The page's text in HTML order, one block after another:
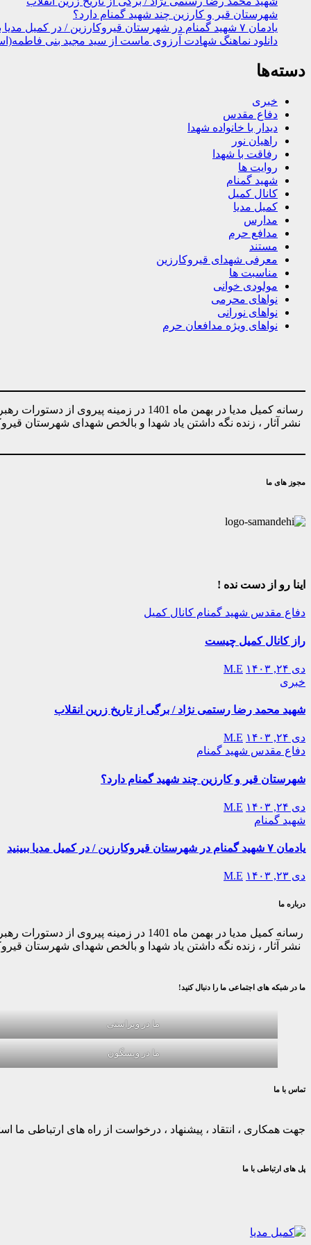
شهرستان قیر و کارزین چند شهید گمنام دارد؟
یادمان ۷ شهید گمنام در شهرستان قیروکارزین / در کمیل مدیا ببینید
دانلود نماهنگ شهادت آرزوی ماست از سید مجید بنی
دسته‌ها
خبری
دفاع مقدس
دیدار با خانواده شهدا
راهیان نور
رفاقت با شهدا
روایت ها
شهید گمنام
کانال کمیل
کمیل مدیا
مدارس
مدافع حرم
مستند
معرفی شهدای قیروکارزین
مناسبت ها
مولودی خوانی
نواهای محرمی
نواهای نورانی
نواهای ویژه مدافعان حرم
رسانه کمیل مدیا در بهمن ماه 1401
نشر آثار ، زنده نگه داشتن یاد شهدا و بالخص شهدای شهرستان
مجوز های ما
اینا رو از دست نده !
دفاع مقدس شهید گمنام کانال کمیل
راز کانال کمیل چیست
دی ۲۴, ۱۴۰۳
M.E
خبری
شهید محمد رضا رستمی نژاد / برگی از تاریخ زرین انقلاب
دی ۲۴, ۱۴۰۳
M.E
دفاع مقدس شهید گمنام
شهرستان قیر و کارزین چند شهید گمنام دارد؟
دی ۲۴, ۱۴۰۳
M.E
شهید گمنام
یادمان ۷ شهید گمنام در شهرستان قیروکارزین / در کمیل مدیا ببینید
دی ۲۳, ۱۴۰۳ M.E
درباره ما
رسانه کمیل مدیا در بهمن ماه 1401
نشر آثار ، زنده نگه داشتن یاد شهدا و بالخص شهدای شهرستان
ما در شبکه های اجتماعی ما را دنبال کنید!
ما در ویراستی
ما در ویسگون
تماس با ما
جهت همکاری ، انتقاد ، پیشنهاد ، درخواست از راه های ارتباطی ما
پل های ارتباطی با ما